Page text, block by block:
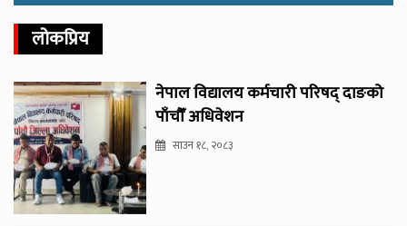
लोकप्रिय
नेपाल विद्यालय कर्मचारी परिषद् दाङको
पाँचौँ अधिवेशन
साउन १८, २०८३